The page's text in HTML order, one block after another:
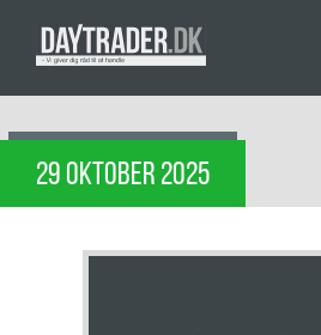
29 OKTOBER 2025